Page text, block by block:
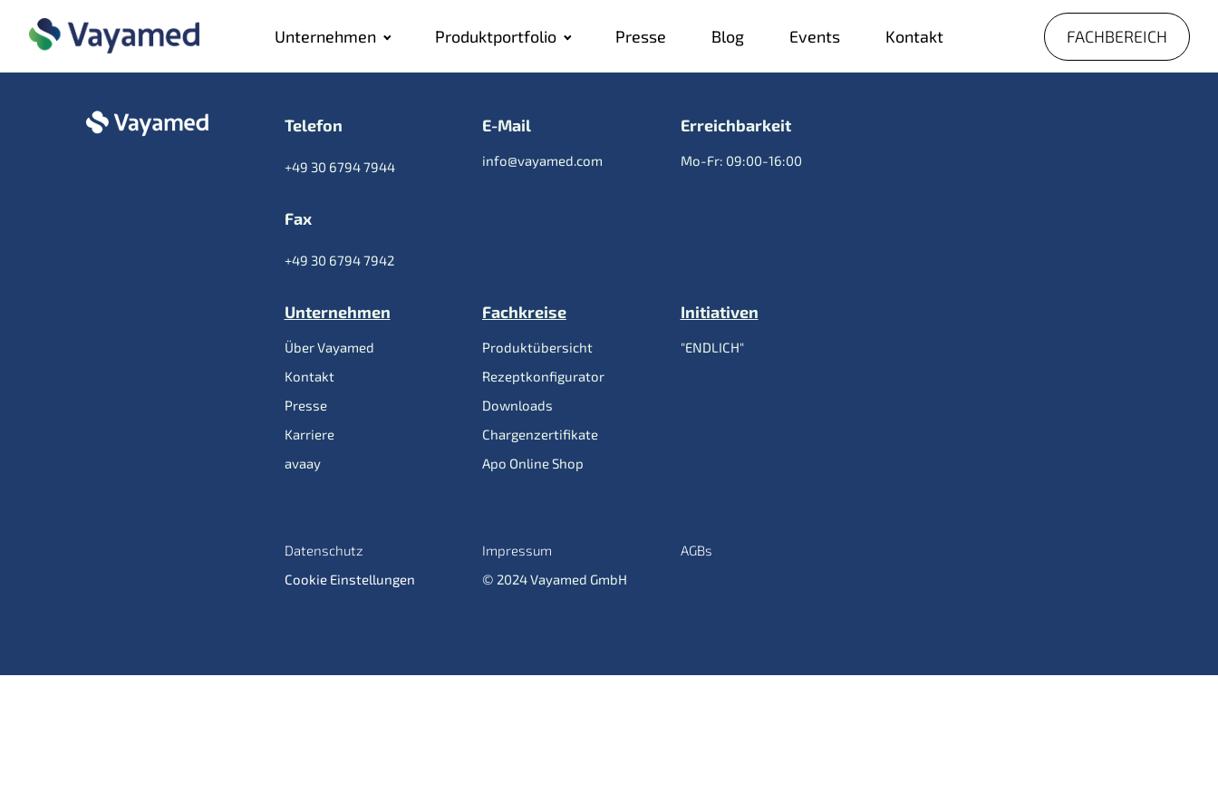
Unternehmen Produktportfolio Presse Blog Events Kontakt FACHBEREICH
Telefon
+49 30 6794 7944
Fax
+49 30 6794 7942
E-Mail
info@vayamed.com
Erreichbarkeit
Mo-Fr: 09:00-16:00
Unternehmen
Über Vayamed
Kontakt
Presse
Karriere
avaay
Fachkreise
Produktübersicht
Rezeptkonfigurator
Downloads
Chargenzertifikate
Apo Online Shop
Initiativen
"ENDLICH"
Datenschutz Impressum
AGBs
Cookie Einstellungen
© 2024 Vayamed GmbH